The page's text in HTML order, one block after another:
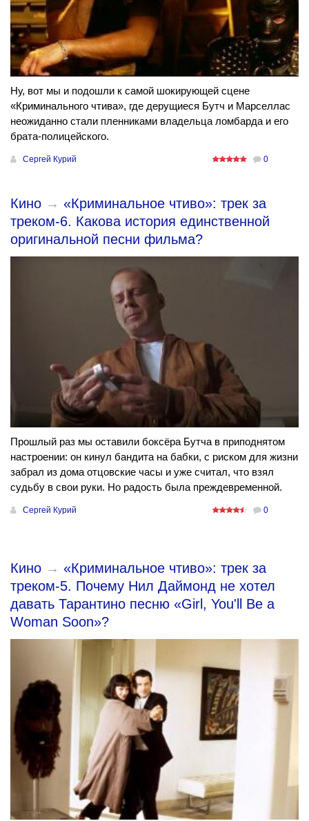
Ну, вот мы и подошли к самой шокирующей сцене
«Криминального чтива», где дерущиеся Бутч и Марселлас
неожиданно стали пленниками владельца ломбарда и его
брата-полицейского.
Сергей Курий 0
Кино → «Криминальное чтиво»: трек за
треком-6. Какова история единственной
оригинальной песни фильма?
Прошлый раз мы оставили боксёра Бутча в приподнятом
настроении: он кинул бандита на бабки, с риском для жизни
забрал из дома отцовские часы и уже считал, что взял
судьбу в свои руки. Но радость была преждевременной.
Сергей Курий 0
Кино → «Криминальное чтиво»: трек за
треком-5. Почему Нил Даймонд не хотел
давать Тарантино песню «Girl, You'll Be a
Woman Soon»?